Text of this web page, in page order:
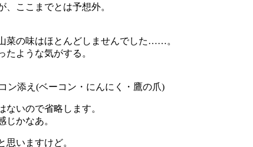
ここまでとは予想外。
菜の味はほとんどしませんでした……。
ような気がする。
ン添え(ベーコン・にんにく・鷹の爪)
いので省略します。
かなあ。
いますけど。